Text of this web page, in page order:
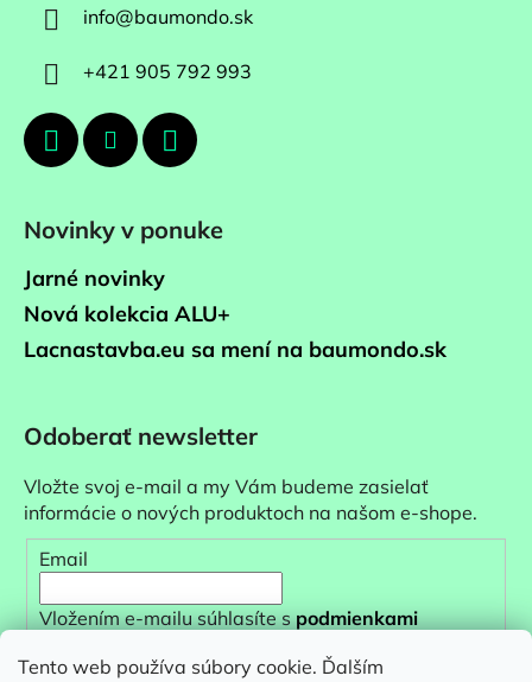
Tento web používa súbory cookie. Ďalším
info@baumondo.sk
+421 905 792 993
Novinky v ponuke
Jarné novinky
Nová kolekcia ALU+
Lacnastavba.eu sa mení na baumondo.sk
Odoberať newsletter
Vložte svoj e-mail a my Vám budeme zasielať
informácie o nových produktoch na našom e-shope.
Email
Vložením e-mailu súhlasíte spodmienkami